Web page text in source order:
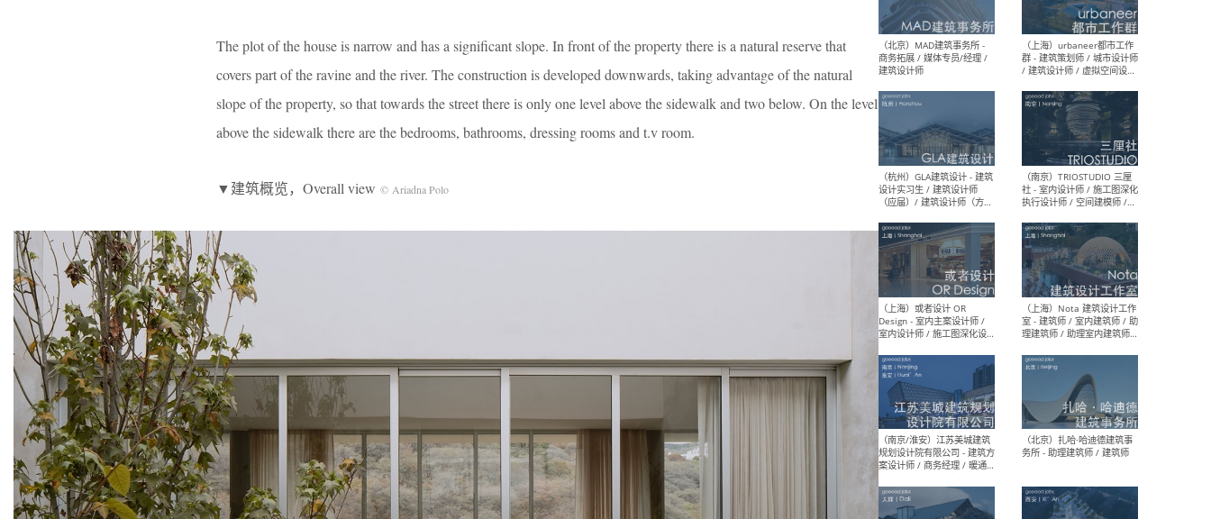
The plot of the house is narrow and has a significant slope. In front of the property there is a natural reserve that
covers part of the ravine and the river. The construction is developed downwards, taking advantage of the natural
slope of the property, so that towards the street there is only one level above the sidewalk and two below. On the level
above the sidewalk there are the bedrooms, bathrooms, dressing rooms and t.v room.
▼建筑概览，Overall view © Ariadna Polo
（北京）MAT 超级建筑事务
所 - 项目建筑师 / 初级建筑
/ 实习生
（北京）MAD建筑事务所 -
商务拓展 / 媒体专员/经理 /
建筑设计师
（杭州）GLA建筑设计 - 建筑
设计实习生 / 建筑设计师
（应届）/ 建筑设计师（方案
设计）/ 建筑设计师（施工
图）/ 结构设计师 / 给排水设
计师
（上海）或者设计 OR